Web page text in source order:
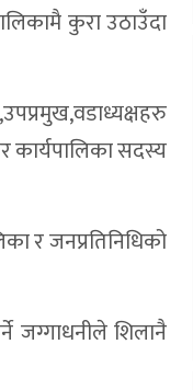
कुरा उठाउँदा
कार्यपालिका सदस्य
र जनप्रतिनिधिको
जग्गाधनीले शिलानै